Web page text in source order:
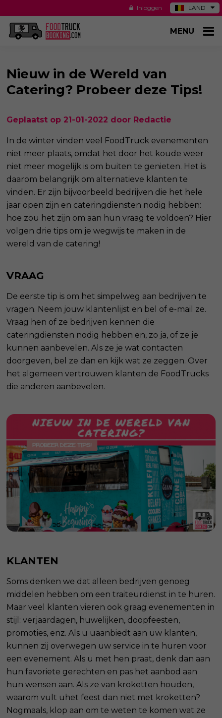
LAND
ES
Inloggen
MENU
Nieuw in de Wereld van
Catering? Probeer deze Tips!
Geplaatst op 21-01-2022 door Redactie
In de winter vinden veel FoodTruck evenementen
niet meer plaats, omdat het door het koude weer
niet meer mogelijk is om buiten te genieten. Het is
daarom belangrijk om alternatieve klanten te
vinden. Er zijn bijvoorbeeld bedrijven die het hele
jaar open zijn en cateringdiensten nodig hebben:
hoe zou het zijn om aan hun vraag te voldoen? Hier
volgen drie tips om je wegwijs te maken in de
wereld van de catering!
VRAAG
De eerste tip is om het simpelweg aan bedrijven te
vragen. Neem jouw klantenlijst en bel of e-mail ze.
Vraag hen of ze bedrijven kennen die
cateringdiensten nodig hebben en, zo ja, of ze je
kunnen aanbevelen. Als ze je wat contacten
doorgeven, bel ze dan en kijk wat ze zeggen. Over
het algemeen vertrouwen klanten de FoodTrucks
die anderen aanbevelen.
KLANTEN
Soms denken we dat alleen bedrijven genoeg
middelen hebben om een traiteurdienst in te huren.
Maar veel klanten vieren ook graag evenementen in
stijl: verjaardagen, huwelijken, doopfeesten,
promoties, enz. Als u uaanbiedt aan uw klanten,
kunnen zij overwegen uw service in te huren voor
een evenement. Als u met hen praat, denk dan aan
hun favoriete gerechten en pas het aanbod aan
hun wensen aan. Als ze van kroketten houden,
waarom vult uhet feest dan niet met kroketten?
Nogmaals, klop aan om te weten te komen wat ze